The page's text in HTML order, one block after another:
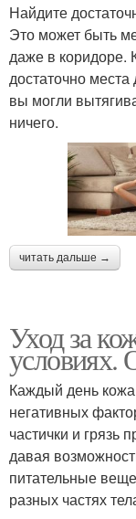
Найдите
Это может быть
даже в коридоре.
достаточно места
вы могли
ничего.
читать дальше →
Уход за
условиях.
Каждый день
негативных
частички и грязь
давая
питательные
разных частях